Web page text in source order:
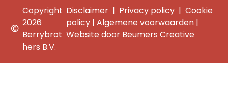
Copyright
2026
Berrybrot
hers B.V.
Disclaimer| Privacy policy | Cookie
policy| Algemene voorwaarden|
Website door Beumers Creative